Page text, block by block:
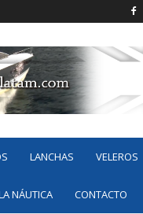
LANCHAS VELEROS
NÁUTICA CONTACTO